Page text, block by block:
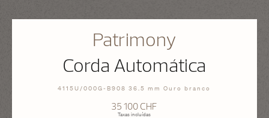
Patrimony
Corda Automática
4115U/000G-B908 36.5 mm Ouro branco
35 100 CHF
Taxas incluídas